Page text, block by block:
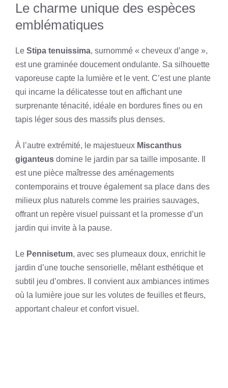
Le charme unique des espèces
emblématiques
Le Stipa tenuissima, surnommé « cheveux d’ange »,
est une graminée doucement ondulante. Sa silhouette
vaporeuse capte la lumière et le vent. C’est une plante
qui incarne la délicatesse tout en affichant une
surprenante ténacité, idéale en bordures fines ou en
tapis léger sous des massifs plus denses.
À l’autre extrémité, le majestueux Miscanthus
giganteus domine le jardin par sa taille imposante. Il
est une pièce maîtresse des aménagements
contemporains et trouve également sa place dans des
milieux plus naturels comme les prairies sauvages,
offrant un repère visuel puissant et la promesse d’un
jardin qui invite à la pause.
Le Pennisetum, avec ses plumeaux doux, enrichit le
jardin d’une touche sensorielle, mêlant esthétique et
subtil jeu d’ombres. Il convient aux ambiances intimes
où la lumière joue sur les volutes de feuilles et fleurs,
apportant chaleur et confort visuel.